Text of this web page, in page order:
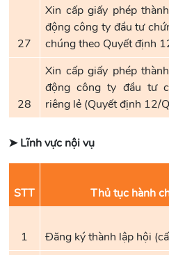
27
Xin cấp giấy phép
động công ty đầu tư
chúng theo Quyết định
28
Xin cấp giấy phép
động công ty đầu tư
riêng lẻ (Quyết định 12/
➤ Lĩnh vực nội vụ
STT Thủ tục hành
1 Đăng ký thành lập hội